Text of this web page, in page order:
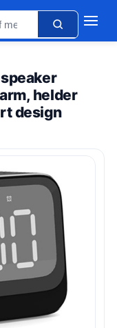
helder
design